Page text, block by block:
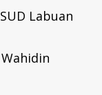
Labuan
Wahidin